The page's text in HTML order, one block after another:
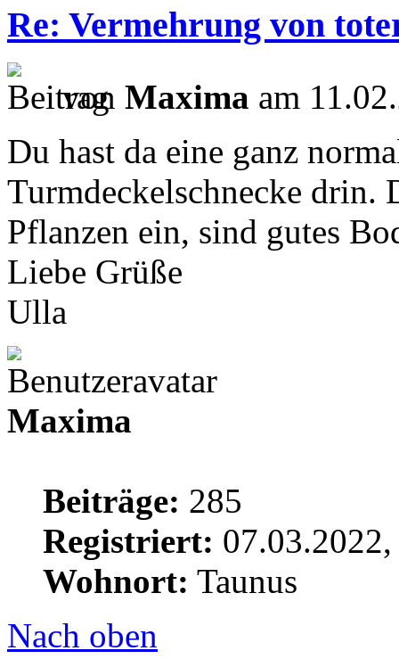
Re: Vermehrung von
von Maxima am
Du hast da eine ganz
Turmdeckelschnecke drin.
Pflanzen ein, sind gutes
Liebe Grüße
Ulla
Maxima
Beiträge: 285
Registriert:
Wohnort: Taunus
Nach oben